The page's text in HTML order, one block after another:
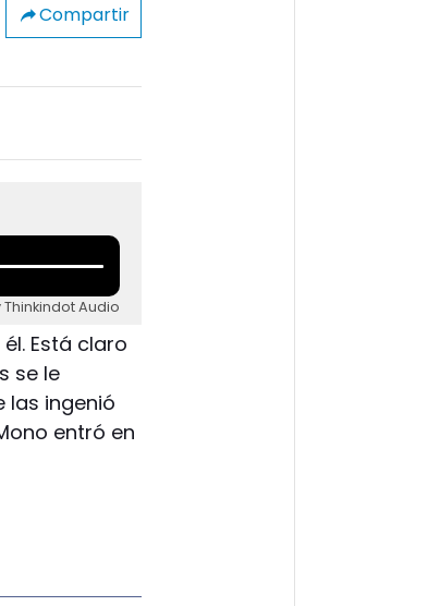
Compartir
Audio
Está claro
se le
las ingenió
entró en